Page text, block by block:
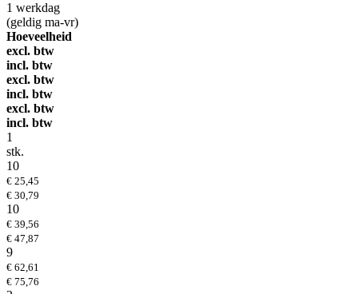
1 werkdag
(geldig ma-vr)
Hoeveelheid
excl. btw
incl. btw
excl. btw
incl. btw
excl. btw
incl. btw
1
stk.
10
€ 25,45
€ 30,79
10
€ 39,56
€ 47,87
9
€ 62,61
€ 75,76